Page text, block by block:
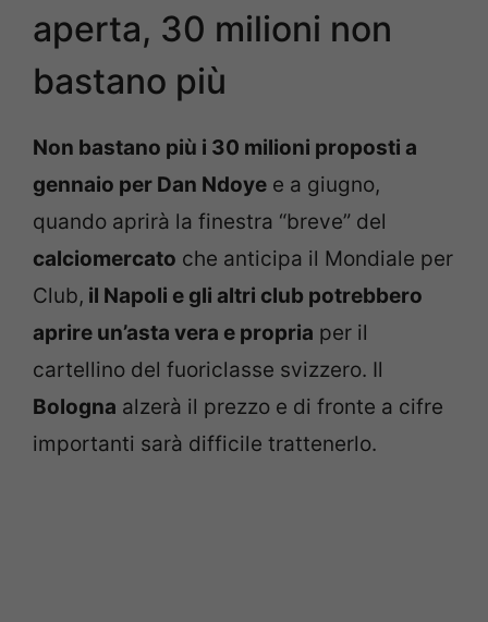
aperta, 30 milioni non
bastano più
Non bastano più i 30 milioni proposti a
gennaio per Dan Ndoye e a giugno,
quando aprirà la finestra “breve” del
calciomercato che anticipa il Mondiale per
Club, il Napoli e gli altri club potrebbero
aprire un’asta vera e propria per il
cartellino del fuoriclasse svizzero. Il
Bologna alzerà il prezzo e di fronte a cifre
importanti sarà difficile trattenerlo.